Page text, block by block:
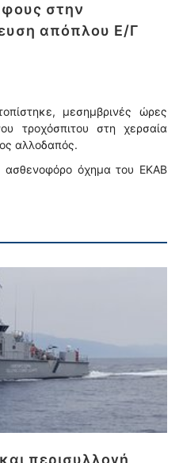
στην
απόπλου Ε/Γ
μεσημβρινές ώρες
τροχόσπιτου στη χερσαία
αλλοδαπός.
όχημα του ΕΚΑΒ
περισυλλογή